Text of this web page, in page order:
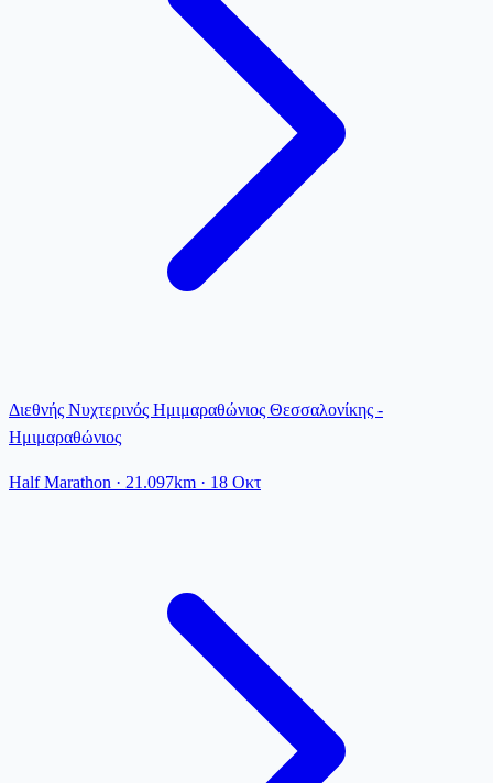
Διεθνής Νυχτερινός Ημιμαραθώνιος Θεσσαλονίκης -
Ημιμαραθώνιος
Half Marathon · 21.097km · 18 Οκτ